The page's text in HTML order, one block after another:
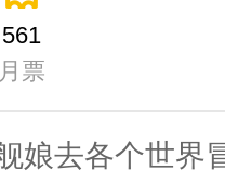
561
月票
娘去各个世界